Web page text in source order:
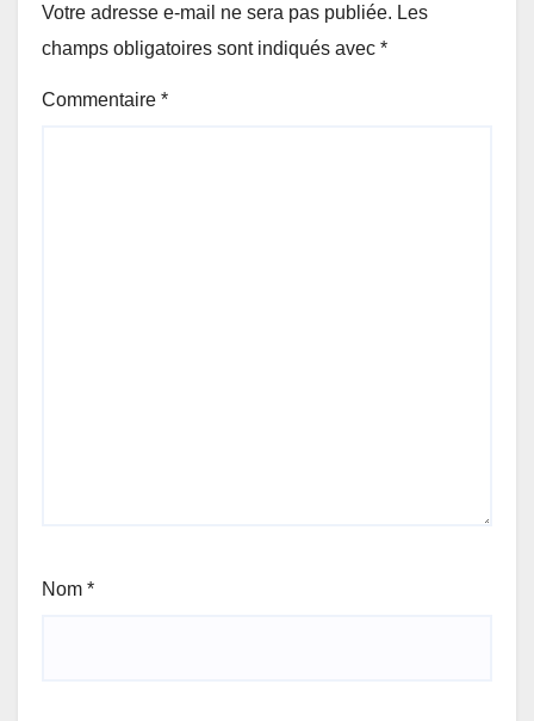
Votre adresse e-mail ne sera pas publiée. Les
champs obligatoires sont indiqués avec *
Commentaire *
Nom *